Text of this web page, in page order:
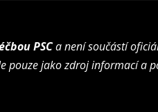
PSCa není součástí
pouze jako zdroj informací a